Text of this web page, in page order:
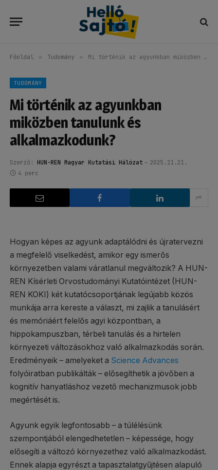
Főoldal » Tudomány » Mi történik az agyunkban miközben tanulunk és alkalmazkodunk?
TUDOMÁNY
Mi történik az agyunkban
miközben tanulunk és
alkalmazkodunk?
Szerző: HUN-REN Magyar Kutatási Hálózat
2025.11.21.
4 perc
Hogyan képes az agyunk adaptálódni és újratervezni
a megfelelő viselkedést, amikor egy ismerős
környezetben valami váratlanul megváltozik? A HUN-
REN Kísérleti Orvostudományi Kutatóintézet (HUN-
REN KOKI) két kutatócsoportjának legújabb közös
munkája arra kereste a választ, mi zajlik a tanulásért
és memóriáért felelős agyi központban, a
hippokampuszban, térbeli tanulás és a hirtelen
környezeti változásokhoz való alkalmazkodás során.
Eredményeik – amelyeket a Science Advances
folyóiratban publikálták – elősegíthetik a jövőben a
kognitív hanyatláshoz vezető mechanizmusok jobb
megértését is.
Agyunk egyik legfontosabb – a túlélésünk
szempontjából elengedhetetlen – képessége, hogy
elősegíti a változó környezethez való alkalmazkodást.
Ennek alapja egyrészt a tapasztalatgyűjtésen alapuló